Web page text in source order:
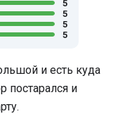
5
5
5
5
и есть куда
постарался и